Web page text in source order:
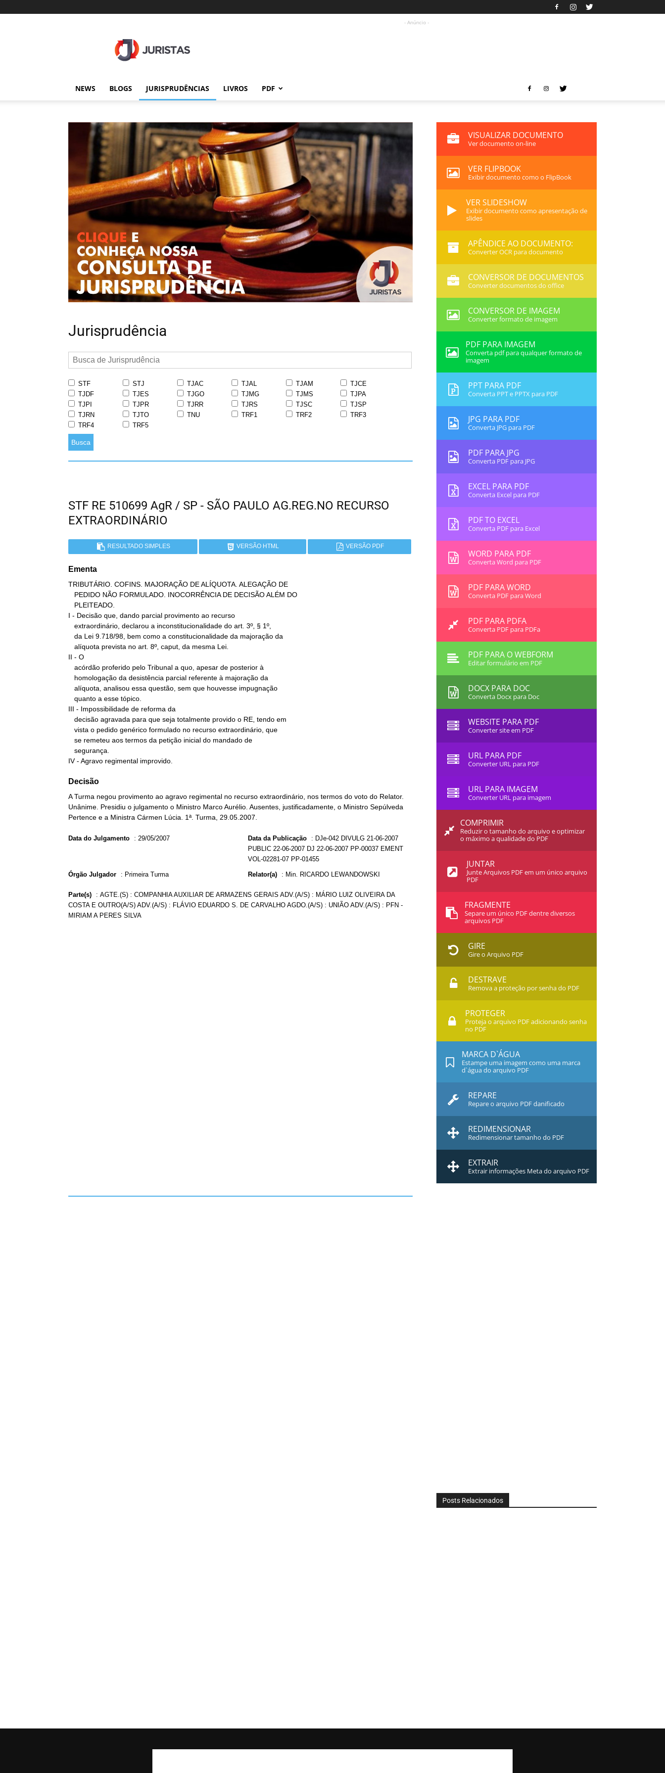
- Anúncio -
NEWS BLOGS JURISPRUDÊNCIAS LIVROS PDF
Jurisprudência
STF STJ TJAC TJAL TJAM
TJCE
TJDF
TJES TJGO TJMG TJMS
TJPA
TJPI
TJPR TJRR TJRS TJSC
TJSP
TJRN
TJTO TNU TRF1 TRF2
TRF3
TRF4
TRF5
Busca
STF RE 510699 AgR / SP - SÃO PAULO AG.REG.NO RECURSO
EXTRAORDINÁRIO
RESULTADO SIMPLES VERSÃO HTML VERSÃO PDF
Ementa
TRIBUTÁRIO. COFINS. MAJORAÇÃO DE ALÍQUOTA. ALEGAÇÃO DE
I - Decisão que, dando parcial provimento ao recurso
II - O
III - Impossibilidade de reforma da
IV - Agravo regimental improvido.
Decisão
A Turma negou provimento ao agravo regimental no recurso extraordinário, nos termos do voto do Relator.
Unânime. Presidiu o julgamento o Ministro Marco Aurélio. Ausentes, justificadamente, o Ministro Sepúlveda
Pertence e a Ministra Cármen Lúcia. 1ª. Turma, 29.05.2007.
Data do Julgamento : 29/05/2007 Data da Publicação : DJe-042 DIVULG 21-06-2007
PUBLIC 22-06-2007 DJ 22-06-2007 PP-00037 EMENT
VOL-02281-07 PP-01455
Órgão Julgador : Primeira Turma Relator(a) : Min. RICARDO LEWANDOWSKI
Parte(s) : AGTE.(S) : COMPANHIA AUXILIAR DE ARMAZENS GERAIS ADV.(A/S) : MÁRIO LUIZ OLIVEIRA DA
COSTA E OUTRO(A/S) ADV.(A/S) : FLÁVIO EDUARDO S. DE CARVALHO AGDO.(A/S) : UNIÃO ADV.(A/S) : PFN -
MIRIAM A PERES SILVA
VISUALIZAR DOCUMENTO
Ver documento on-line
VER FLIPBOOK
Exibir documento como o FlipBook
VER SLIDESHOW
Exibir documento como apresentação de
slides
APÊNDICE AO DOCUMENTO:
Converter OCR para documento
CONVERSOR DE DOCUMENTOS
Converter documentos do office
CONVERSOR DE IMAGEM
Converter formato de imagem
PDF PARA IMAGEM
Converta pdf para qualquer formato de
imagem
PPT PARA PDF
Converta PPT e PPTX para PDF
JPG PARA PDF
Converta JPG para PDF
PDF PARA JPG
Converta PDF para JPG
EXCEL PARA PDF
Converta Excel para PDF
PDF TO EXCEL
Converta PDF para Excel
WORD PARA PDF
Converta Word para PDF
PDF PARA WORD
Converta PDF para Word
PDF PARA PDFA
Converta PDF para PDFa
PDF PARA O WEBFORM
Editar formulário em PDF
DOCX PARA DOC
Converta Docx para Doc
WEBSITE PARA PDF
Converter site em PDF
URL PARA PDF
Converter URL para PDF
URL PARA IMAGEM
Converter URL para imagem
COMPRIMIR
Reduzir o tamanho do arquivo e optimizar
o máximo a qualidade do PDF
JUNTAR
Junte Arquivos PDF em um único arquivo
PDF
FRAGMENTE
Separe um único PDF dentre diversos
arquivos PDF
GIRE
Gire o Arquivo PDF
DESTRAVE
Remova a proteção por senha do PDF
PROTEGER
Proteja o arquivo PDF adicionando senha
no PDF
MARCA D`ÁGUA
Estampe uma imagem como uma marca
d`água do arquivo PDF
REPARE
Repare o arquivo PDF danificado
REDIMENSIONAR
Redimensionar tamanho do PDF
EXTRAIR
Extrair informações Meta do arquivo PDF
Posts Relacionados